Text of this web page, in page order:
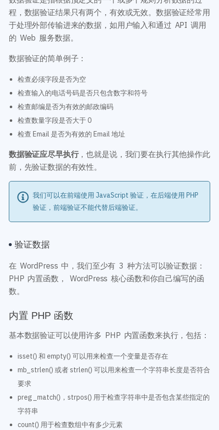
程，数据验证结果只有两个，有效或无效。数据验证经常用
于处理外部传输进来的数据，如用户输入和通过 API 调用
的 Web 服务数据。
数据验证的简单例子：
检查必须字段是否为空
检查输入的电话号码是否只包含数字和符号
检查邮编是否为有效的邮政编码
检查数量字段是否大于 0
检查 Email 是否为有效的 Email 地址
数据验证应尽早执行，也就是说，我们要在执行其他操作此
前，先验证数据的有效性。
我们可以在前端使用 JavaScript 验证，在后端使用 PHP
验证，前端验证不能代替后端验证。
验证数据
在 WordPress 中，我们至少有 3 种方法可以验证数据：
PHP 内置函数， WordPress 核心函数和你自己编写的函
数。
内置 PHP 函数
基本数据验证可以使用许多 PHP 内置函数来执行，包括：
isset() 和 empty() 可以用来检查一个变量是否存在
mb_strlen() 或者 strlen() 可以用来检查一个字符串长度是否符合
要求
preg_match()，strpos() 用于检查字符串中是否包含某些指定的
字符串
count() 用于检查数组中有多少元素